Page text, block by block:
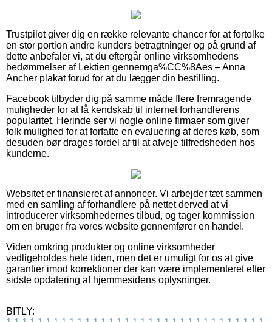
Trustpilot giver dig en række relevante chancer for at fortolke
en stor portion andre kunders betragtninger og på grund af
dette anbefaler vi, at du eftergår online virksomhedens
bedømmelser af Lektien gennemga%CC%8Aes – Anna
Ancher plakat forud for at du lægger din bestilling.
Facebook tilbyder dig på samme måde flere fremragende
muligheder for at få kendskab til internet forhandlerens
popularitet. Herinde ser vi nogle online firmaer som giver
folk mulighed for at forfatte en evaluering af deres køb, som
desuden bør drages fordel af til at afveje tilfredsheden hos
kunderne.
Websitet er finansieret af annoncer. Vi arbejder tæt sammen
med en samling af forhandlere på nettet derved at vi
introducerer virksomhedernes tilbud, og tager kommission
om en bruger fra vores website gennemfører en handel.
Viden omkring produkter og online virksomheder
vedligeholdes hele tiden, men det er umuligt for os at give
garantier imod korrektioner der kan være implementeret efter
sidste opdatering af hjemmesidens oplysninger.
BITLY: